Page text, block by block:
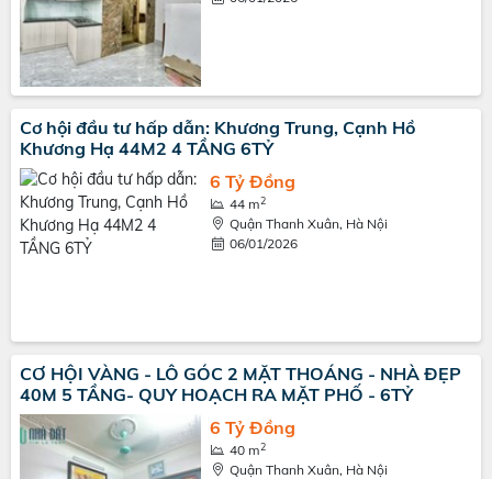
Cơ hội đầu tư hấp dẫn: Khương Trung, Cạnh Hồ
Khương Hạ 44M2 4 TẦNG 6TỶ
6 Tỷ Đồng
44 m2
Quận Thanh Xuân, Hà Nội
06/01/2026
CƠ HỘI VÀNG - LÔ GÓC 2 MẶT THOÁNG - NHÀ ĐẸP
40M 5 TẦNG- QUY HOẠCH RA MẶT PHỐ - 6TỶ
6 Tỷ Đồng
40 m2
Quận Thanh Xuân, Hà Nội